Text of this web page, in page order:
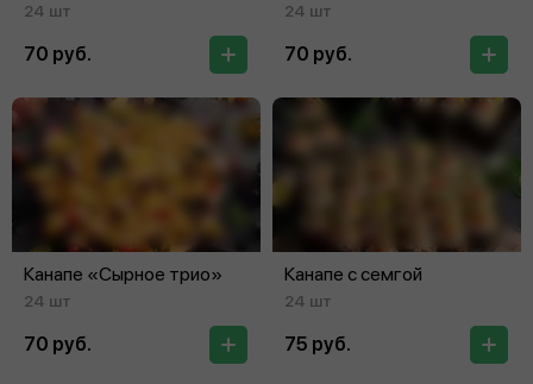
24 шт
70 руб.
24 шт
70 руб.
Канапе «Сырное трио»
24 шт
70 руб.
Канапе с семгой
24 шт
75 руб.